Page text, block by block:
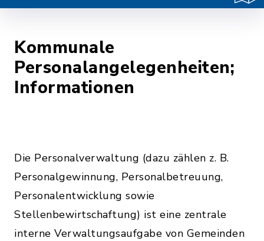
Kommunale
Personalangelegenheiten;
Informationen
Die Personalverwaltung (dazu zählen z. B.
Personalgewinnung, Personalbetreuung,
Personalentwicklung sowie
Stellenbewirtschaftung) ist eine zentrale
interne Verwaltungsaufgabe von Gemeinden